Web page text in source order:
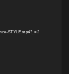
STYLE.mp4?_=2